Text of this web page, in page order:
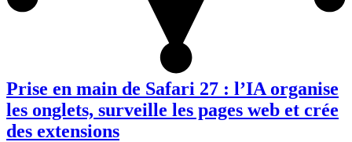
Prise en main de Safari 27 : l’IA organise
les onglets, surveille les pages web et crée
des extensions